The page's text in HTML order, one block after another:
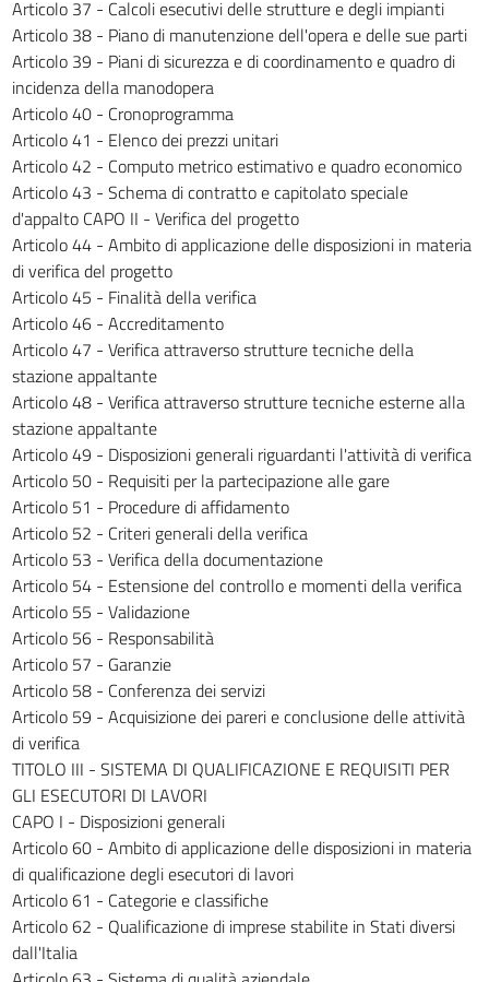
202
CAPO II - Contabilità dei lavori in economia
203
204
205
206
207
208
209
210
CAPO III - Norme generali per la tenuta della
((CAPO ABROGATO DAL D.LGS. 18 APRILE 2016, N. 50))
211
212
213
214
TITOLO X - COLLAUDO DEI LAVORI
CAPO I - Disposizioni preliminari
215
216
217
218
220
CAPO II - Visita e procedimento di collaudo
221
222
223
224
225
Articolo 37 - Calcoli esecutivi delle strutture e degli impianti
Articolo 38 - Piano di manutenzione dell'opera e delle sue parti
Articolo 39 - Piani di sicurezza e di coordinamento e quadro di
incidenza della manodopera
Articolo 40 - Cronoprogramma
Articolo 41 - Elenco dei prezzi unitari
Articolo 42 - Computo metrico estimativo e quadro economico
Articolo 43 - Schema di contratto e capitolato speciale
d'appalto CAPO II - Verifica del progetto
Articolo 44 - Ambito di applicazione delle disposizioni in materia
di verifica del progetto
Articolo 45 - Finalità della verifica
Articolo 46 - Accreditamento
Articolo 47 - Verifica attraverso strutture tecniche della
stazione appaltante
Articolo 48 - Verifica attraverso strutture tecniche esterne alla
stazione appaltante
Articolo 49 - Disposizioni generali riguardanti l'attività di verifica
Articolo 50 - Requisiti per la partecipazione alle gare
Articolo 51 - Procedure di affidamento
Articolo 52 - Criteri generali della verifica
Articolo 53 - Verifica della documentazione
Articolo 54 - Estensione del controllo e momenti della verifica
Articolo 55 - Validazione
Articolo 56 - Responsabilità
Articolo 57 - Garanzie
Articolo 58 - Conferenza dei servizi
Articolo 59 - Acquisizione dei pareri e conclusione delle attività
di verifica
TITOLO III - SISTEMA DI QUALIFICAZIONE E REQUISITI PER
GLI ESECUTORI DI LAVORI
CAPO I - Disposizioni generali
Articolo 60 - Ambito di applicazione delle disposizioni in materia
di qualificazione degli esecutori di lavori
Articolo 61 - Categorie e classifiche
Articolo 62 - Qualificazione di imprese stabilite in Stati diversi
dall'Italia